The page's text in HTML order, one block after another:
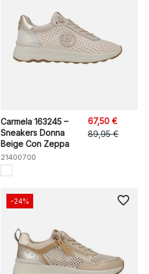
Carmela 163245 –
Sneakers Donna
Beige Con Zeppa
21400700
67,50 €
89,95 €
-24% favorite_border